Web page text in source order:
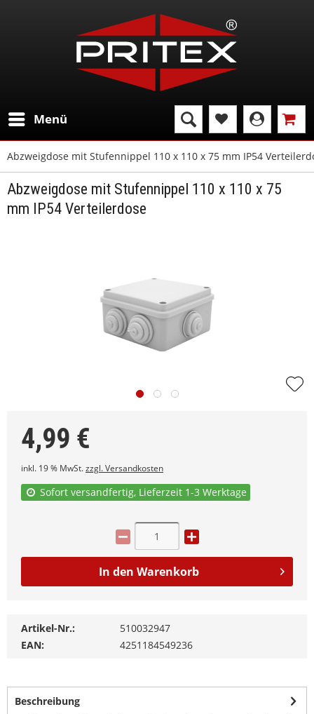
Menü
Abzweigdose mit Stufennippel 110 x 110 x 75 mm IP54
Abzweigdose mit Stufennippel 110 x 110 x 75
mm IP54 Verteilerdose
4,99 €
inkl. 19 % MwSt.zzgl. Versandkosten
Sofort versandfertig, Lieferzeit 1-3 Werktage
In den Warenkorb
Artikel-Nr.:
510032947
EAN:
4251184549236
Beschreibung